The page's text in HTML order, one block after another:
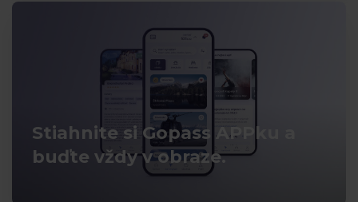
Stiahnite si Gopass APPku a
buďte vždy v obraze.